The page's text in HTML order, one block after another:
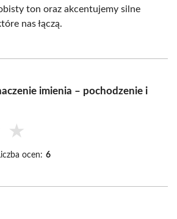
ton oraz akcentujemy silne
nas łączą.
imienia – pochodzenie i
★
ocen: 6